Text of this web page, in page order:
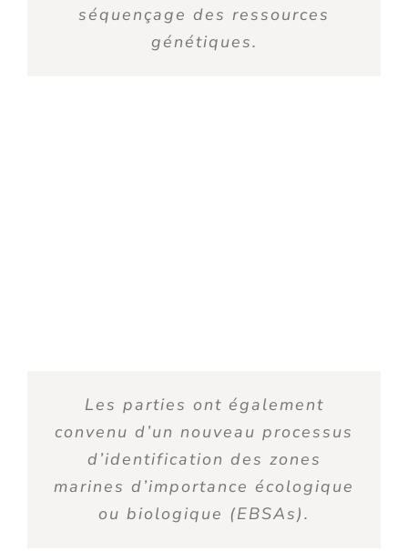
séquençage des ressources
génétiques.
Les parties ont également
convenu d’un nouveau processus
d’identification des zones
marines d’importance écologique
ou biologique (EBSAs).